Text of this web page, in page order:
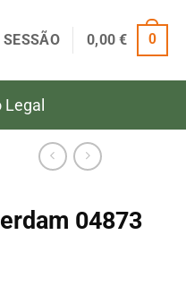
0,00€ 0
Legal
04873